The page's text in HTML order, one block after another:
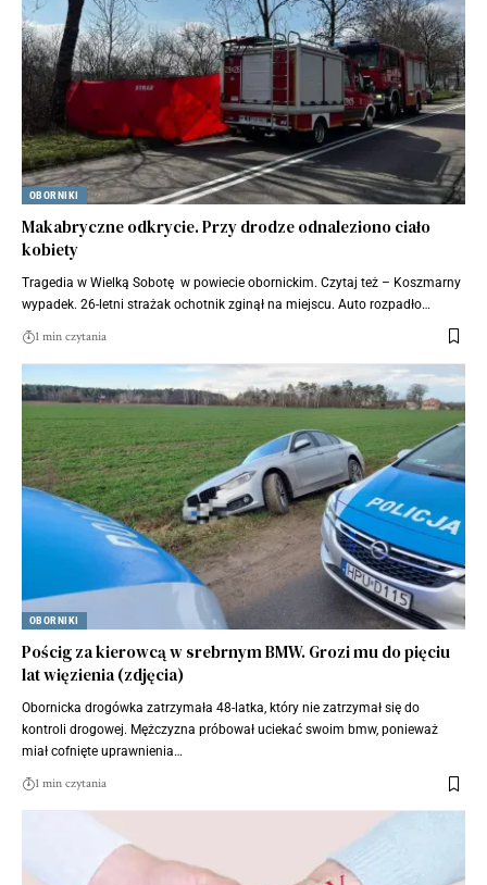
OBORNIKI
Makabryczne odkrycie. Przy drodze odnaleziono ciało
kobiety
Tragedia w Wielką Sobotę w powiecie obornickim. Czytaj też – Koszmarny
wypadek. 26-letni strażak ochotnik zginął na miejscu. Auto rozpadło…
1 min czytania
OBORNIKI
Pościg za kierowcą w srebrnym BMW. Grozi mu do pięciu
lat więzienia (zdjęcia)
Obornicka drogówka zatrzymała 48-latka, który nie zatrzymał się do
kontroli drogowej. Mężczyzna próbował uciekać swoim bmw, ponieważ
miał cofnięte uprawnienia…
1 min czytania